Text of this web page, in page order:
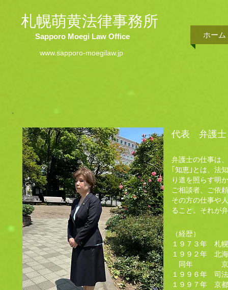
札幌萌黄法律事務所
Sapporo Moegi Law Office
www.sapporo-moegilaw.jp
ホーム
代表 弁護士
弁護士の仕事は
｢知恵｣とは、法
り道を照らす明
ご相談者、ご依
その方の仕事や
ること。それが
（経歴）
１９７３年 札
１９９２年 北
同年 京都
１９９６年 司
１９９７年 京